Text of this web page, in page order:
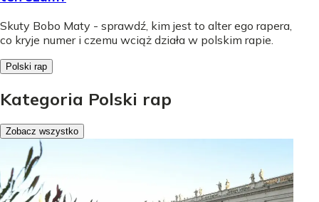
Skuty Bobo Maty - sprawdź, kim jest to alter ego rapera,
co kryje numer i czemu wciąż działa w polskim rapie.
Polski rap
Kategoria Polski rap
Zobacz wszystko